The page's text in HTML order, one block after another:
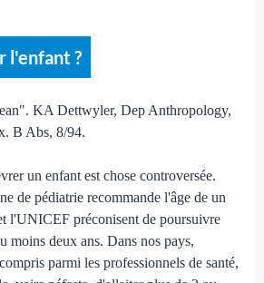
l'enfant ?
KA Dettwyler, Dep Anthropology,
B Abs, 8/94.
un enfant est chose controversée.
de pédiatrie recommande l'âge de un
l'UNICEF préconisent de poursuivre
moins deux ans. Dans nos pays,
parmi les professionnels de santé,